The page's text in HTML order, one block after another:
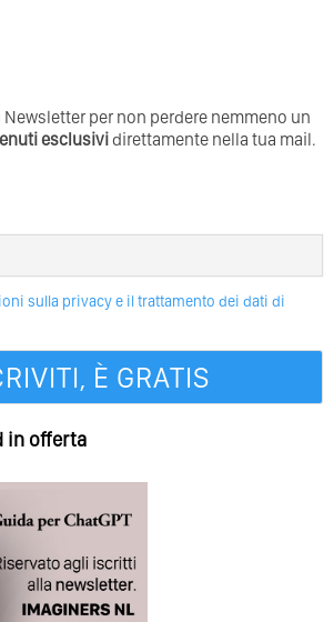
per non perdere nemmeno un
esclusividirettamente nella tua mail.
sulla privacy e il trattamento dei dati di
in offerta